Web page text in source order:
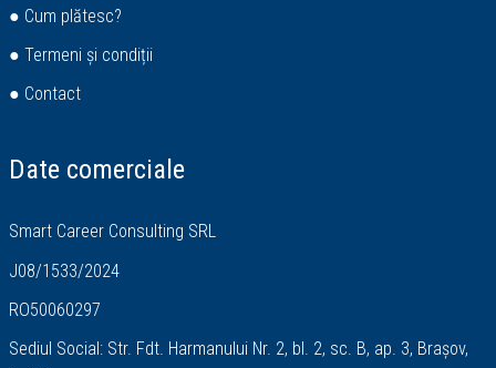
● Cum plătesc?
● Termeni și condiții
● Contact
Date comerciale
Smart Career Consulting SRL
J08/1533/2024
RO50060297
Sediul Social: Str. Fdt. Harmanului Nr. 2, bl. 2, sc. B, ap. 3, Brașov,